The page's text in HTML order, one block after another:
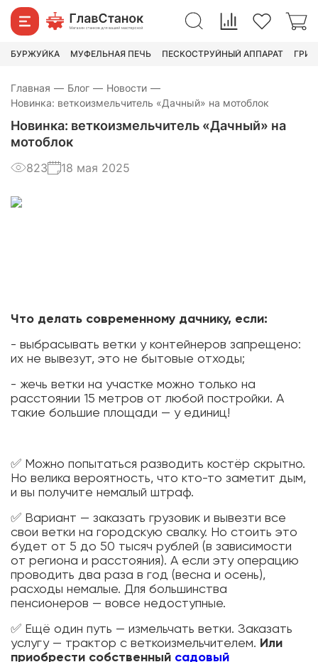
БУРЖУЙКА МУФЕЛЬНАЯ ПЕЧЬ ПЕСКОСТРУЙНЫЙ АППАРАТ
Главная — Блог — Новости —
Новинка: веткоизмельчитель «Дачный» на мотоблок
Новинка: веткоизмельчитель «Дачный» на
мотоблок
823 18 мая 2025
Что делать современному дачнику, если:
- выбрасывать ветки у контейнеров запрещено:
их не вывезут, это не бытовые отходы;
- жечь ветки на участке можно только на
расстоянии 15 метров от любой постройки. А
такие большие площади — у единиц!
✅ Можно попытаться разводить костёр скрытно.
Но велика вероятность, что кто-то заметит дым,
и вы получите немалый штраф.
✅ Вариант — заказать грузовик и вывезти все
свои ветки на городскую свалку. Но стоить это
будет от 5 до 50 тысяч рублей (в зависимости
от региона и расстояния). А если эту операцию
проводить два раза в год (весна и осень),
расходы немалые. Для большинства
пенсионеров — вовсе недоступные.
✅ Ещё один путь — измельчать ветки. Заказать
услугу — трактор с веткоизмельчителем. Или
приобрести собственный садовый